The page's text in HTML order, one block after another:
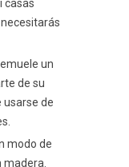
casas
un
de su
usarse de
modo de
madera.